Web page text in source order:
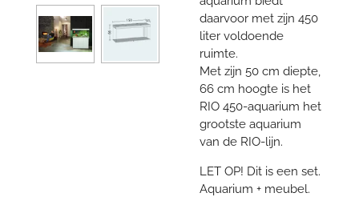
daarvoor met zijn 450
liter voldoende
ruimte.
Met zijn 50 cm diepte,
66 cm hoogte is het
RIO 450-aquarium het
grootste aquarium
van de RIO-lijn.
LET OP! Dit is een set.
Aquarium + meubel.